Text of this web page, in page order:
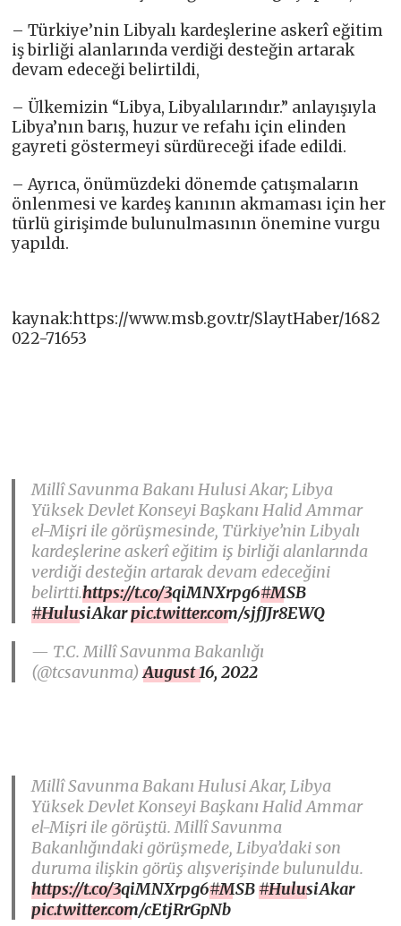
– Türkiye’nin Libyalı kardeşlerine askerî eğitim
iş birliği alanlarında verdiği desteğin artarak
devam edeceği belirtildi,
– Ülkemizin “Libya, Libyalılarındır.” anlayışıyla
Libya’nın barış, huzur ve refahı için elinden
gayreti göstermeyi sürdüreceği ifade edildi.
– Ayrıca, önümüzdeki dönemde çatışmaların
önlenmesi ve kardeş kanının akmaması için her
türlü girişimde bulunulmasının önemine vurgu
yapıldı.
kaynak:https://www.msb.gov.tr/SlaytHaber/1682
022-71653
Millî Savunma Bakanı Hulusi Akar; Libya
Yüksek Devlet Konseyi Başkanı Halid Ammar
el-Mişri ile görüşmesinde, Türkiye’nin Libyalı
kardeşlerine askerî eğitim iş birliği alanlarında
verdiği desteğin artarak devam edeceğini
belirtti.https://t.co/3qiMNXrpg6#MSB
#HulusiAkarpic.twitter.com/sjfJJr8EWQ
— T.C. Millî Savunma Bakanlığı
(@tcsavunma)August 16, 2022
Millî Savunma Bakanı Hulusi Akar, Libya
Yüksek Devlet Konseyi Başkanı Halid Ammar
el-Mişri ile görüştü. Millî Savunma
Bakanlığındaki görüşmede, Libya’daki son
duruma ilişkin görüş alışverişinde bulunuldu.
https://t.co/3qiMNXrpg6#MSB#HulusiAkar
pic.twitter.com/cEtjRrGpNb